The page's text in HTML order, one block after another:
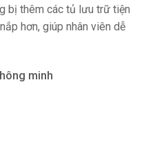
bị thêm các tủ lưu trữ tiện
hơn, giúp nhân viên dễ
minh